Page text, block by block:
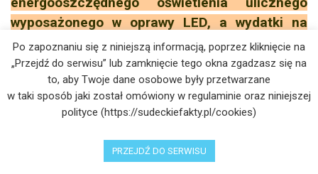
wyposażonego w oprawy LED, a wydatki na
oświetlenie spadły o 52%.To jednak dopiero
początek rewolucji: w najbliższej przyszłości
planowane jest wdrożenie systemu zarządzania
oświetleniem Smart Lights, który pozwoli na
jeszcze większe oszczędności. Dzięki temu
lampy w miejscach, gdzie nie ma ruchu będą
przygaszane, a cały system oświetlenia będzie
Po zapoznaniu się z niniejszą informacją, poprzez kliknięcie na
„Przejdź do serwisu” lub zamknięcie tego okna zgadzasz się na
to, aby Twoje dane osobowe były przetwarzane
w taki sposób jaki został omówiony w regulaminie oraz niniejszej
polityce (https://sudeckiefakty.pl/cookies)
PRZEJDŹ DO SERWISU